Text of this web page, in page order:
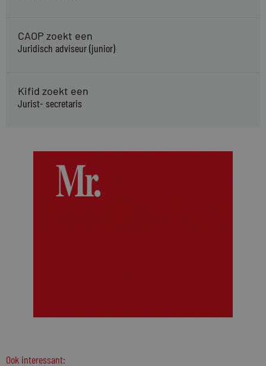
CAOP zoekt een
Juridisch adviseur (junior)
Kifid zoekt een
Jurist- secretaris
Ook interessant: